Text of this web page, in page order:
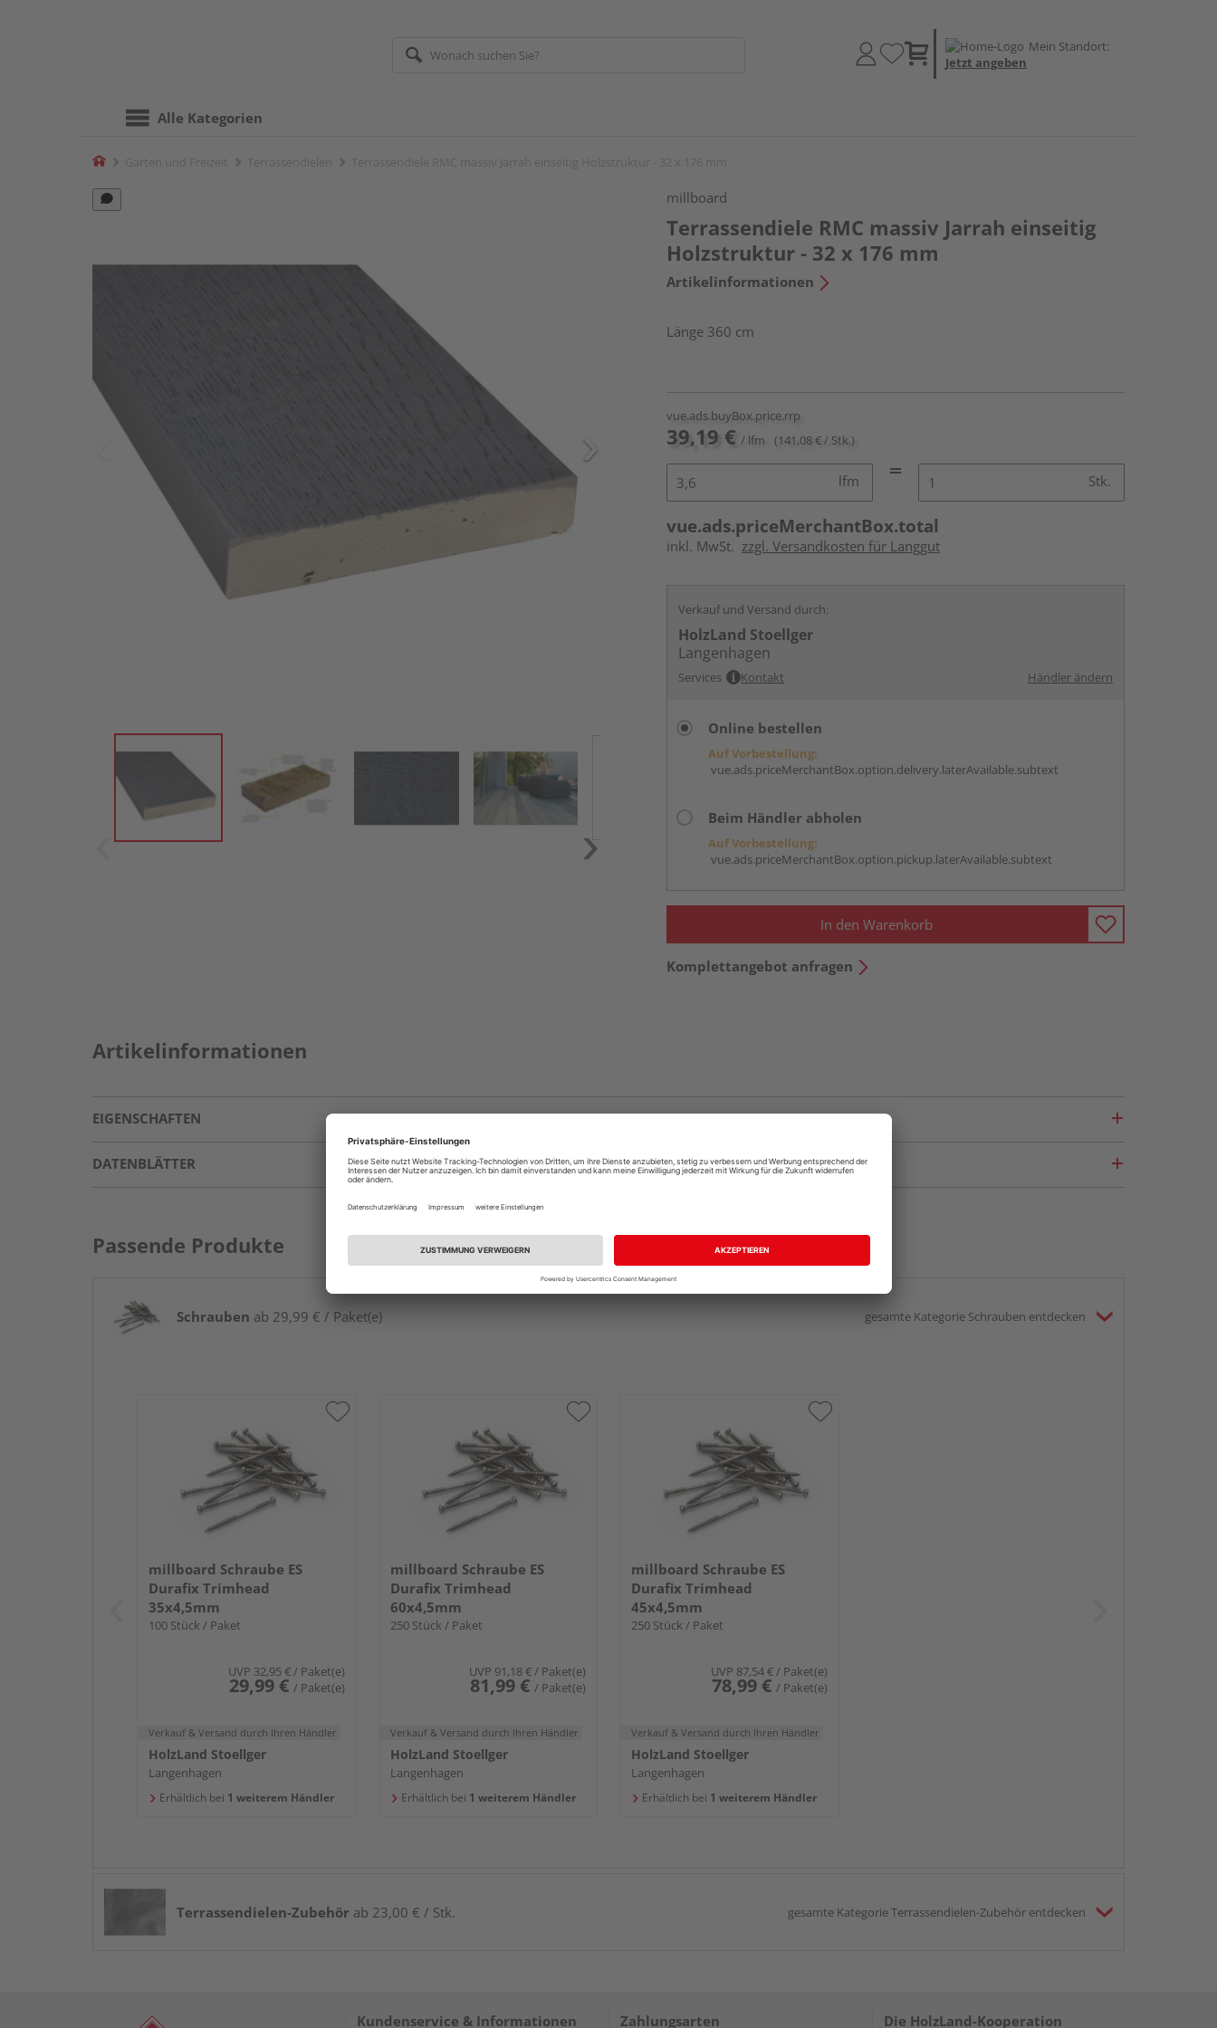
Mein Standort:
Jetzt angeben
Alle Kategorien
Home
millboard
Terrassendiele RMC massiv Jarrah einseitig
Holzstruktur - 32 x 176 mm
Artikelinformationen
Länge 360 cm
vue.ads.buyBox.price.rrp
39,19 € / lfm (141,08 € / Stk.)
lfm Stk.
vue.ads.priceMerchantBox.total
inkl. MwSt. zzgl. Versandkosten für Langgut
Verkauf und Versand durch:
HolzLand Stoellger
Langenhagen
Services Kontakt Händler ändern
Online bestellen
Auf Vorbestellung:
vue.ads.priceMerchantBox.option.delivery.laterAvailable.subtext
Beim Händler abholen
Auf Vorbestellung:
vue.ads.priceMerchantBox.option.pickup.laterAvailable.subtext
In den Warenkorb
Komplettangebot anfragen
Artikelinformationen
EIGENSCHAFTEN
DATENBLÄTTER
Passende Produkte
Schrauben ab 29,99 € / Paket(e) gesamte Kategorie Schrauben entdecken
millboard Schraube ES
Durafix Trimhead
35x4,5mm
100 Stück / Paket
UVP 32,95 €/ Paket(e)
29,99 € / Paket(e)
Verkauf & Versand durch Ihren Händler
HolzLand Stoellger
Langenhagen
Erhältlich bei 1 weiterem Händler
millboard Schraube ES
Durafix Trimhead
60x4,5mm
250 Stück / Paket
UVP 91,18 €/ Paket(e)
81,99 € / Paket(e)
Verkauf & Versand durch Ihren Händler
HolzLand Stoellger
Langenhagen
Erhältlich bei 1 weiterem Händler
millboard Schraube ES
Durafix Trimhead
45x4,5mm
250 Stück / Paket
UVP 87,54 €/ Paket(e)
78,99 € / Paket(e)
Verkauf & Versand durch Ihren Händler
HolzLand Stoellger
Langenhagen
Erhältlich bei 1 weiterem Händler
Terrassendielen-Zubehör ab 23,00 € / Stk. gesamte Kategorie Terrassendielen-Zubehör entdecken
Kundenservice & Informationen Zahlungsarten Die HolzLand-Kooperation